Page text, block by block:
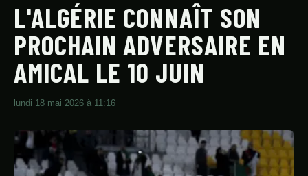
ACTUALITÉS
SÉLECTION
TRANSFERTS
JEUNES
L'ALGÉRIE CONNAÎT SON
PROCHAIN ADVERSAIRE EN
AMICAL LE 10 JUIN
lundi 18 mai 2026 à 11:16